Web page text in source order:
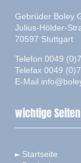
Gebrüder Boley
Julius-Hölder-
70597 Stuttgart
Telefon 0049
Telefax 0049
E-Mail
wichtige Seiten
Startseite